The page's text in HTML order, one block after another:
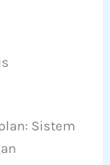
Sistem